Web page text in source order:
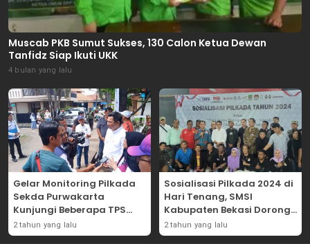
Muscab PKB Sumut Sukses, 130 Calon Ketua Dewan
Tanfidz Siap Ikuti UKK
4 bulan yang lalu
Gelar Monitoring Pilkada
Sekda Purwakarta
Kunjungi Beberapa TPS
Yang Ada Di Purwakarta
2 tahun yang lalu
Sosialisasi Pilkada 2024 di
Hari Tenang, SMSI
Kabupaten Bekasi Dorong
Angka Partisipasi
Masyarakat
2 tahun yang lalu